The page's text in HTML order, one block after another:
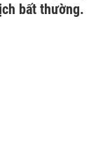
bất thường.